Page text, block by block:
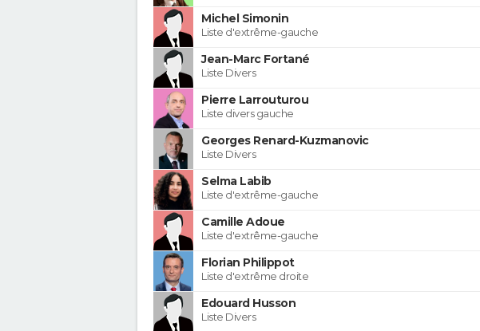
Michel Simonin
Liste d'extrême-gauche
Jean-Marc Fortané
Liste Divers
Pierre Larrouturou
Liste divers gauche
Georges Renard-Kuzmanovic
Liste Divers
Selma Labib
Liste d'extrême-gauche
Camille Adoue
Liste d'extrême-gauche
Florian Philippot
Liste d'extrême droite
Edouard Husson
Liste Divers